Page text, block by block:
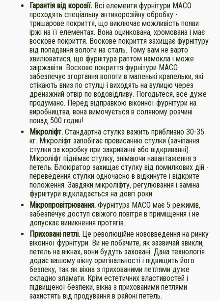
Гарантія від корозії. Всі елементи фурнітури МАСО
проходять спеціальну антикорозійну обробку -
тришарове покриття, що виключає можливість появи
іржі на її елементах. Вона оцинкована, хромована і має
воскове покриття. Воскове покриття захищає фурнітуру
від попадання вологи на сталь. Тому вам не варто
хвилюватися, що фурнітура раптом намокла і може
заіржавіти. Воскове покриття фурнітури МАСО
забезпечує згортання вологи в маленькі крапельки, які
стікають вниз по стулці і виходять на вулицю через
дренажний отвір по водовідливу. Погодьтеся, все дуже
продумано. Перед відправкою віконної фурнітури на
виробництва, вона вимочується в соляному розчині
понад 500 годин!
Мікроліфт. Стандартна стулка важить приблизно 30-35
кг. Мікроліфт запобігає провисанню стулки (зачіпання
стулки за коробку при закриванні або відкриванні).
Мікроліфт піднімає стулку, знімаючи навантаження з
петель. Блокіратор захищає стулку від помилкових дій -
переведення стулки одночасно в відкинуте і відкрите
положення. Завдяки мікроліфту, регулювання і заміна
фурнітури відкладається на довгі роки.
Мікропровітрювання. Фурнітура МАСО має 5 режимів,
забезпечує доступ свіжого повітря в приміщення і не
допускає виникнення протягів.
Приховані петлі. Це революційне нововведення на ринку
віконної фурнітури. Ви не побачите, як зазвичай звикли,
петель на вікнах, вони будуть заховані. Дана технологія
додає вашому вікну оригінальності і підвищить його
безпеку, так як вікна з прихованими петлями дуже
складно зламати. Крім естетичних властивостей і
підвищеної безпеки, вікна з прихованими петлями
захистять від продування в районі петель.